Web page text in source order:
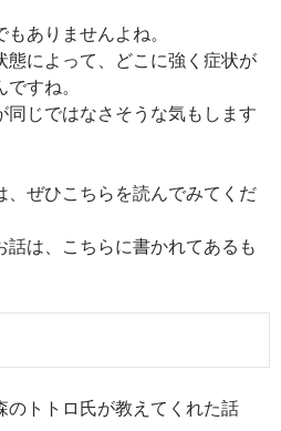
ありませんよね。
態によって、どこに強く症状が
すね。
同じではなさそうな気もします
、ぜひこちらを読んでみてくだ
話は、こちらに書かれてあるも
のトトロ氏が教えてくれた話